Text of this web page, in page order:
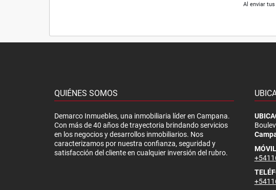
Al enviar
QUIÉNES SOMOS
Demarco Inmuebles, una inmobiliaria líder en Campana.
Con más de 40 años de trayectoria brindando servicios
en los negocios y desarrollos inmobiliarios. Nos
caracterizamos por nuestra confianza, seguridad y
satisfacción del cliente en cualquier inversión del rubro.
MÓVIL